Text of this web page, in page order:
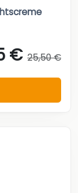
€ 25,50 €